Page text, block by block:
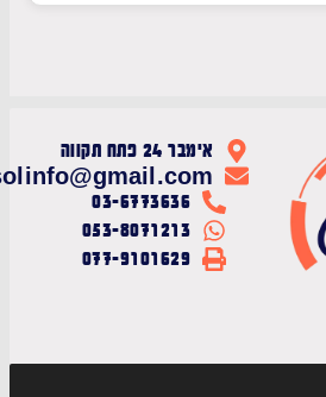
אימבר 24 פתח תקווה
radiosolinfo@gmail.com
03-6773636
053-8071213
077-9101629